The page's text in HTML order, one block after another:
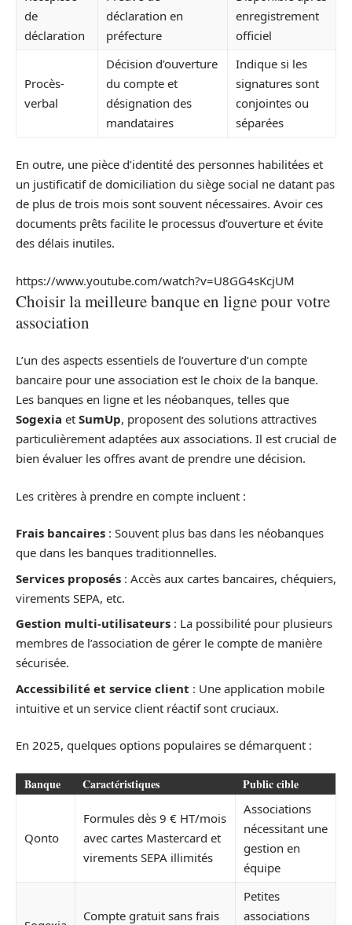
de
déclaration
déclaration en
préfecture
enregistrement
officiel
Procès-
verbal
Décision d’ouverture
du compte et
désignation des
mandataires
Indique si les
signatures sont
conjointes ou
séparées
En outre, une pièce d’identité des personnes habilitées et
un justificatif de domiciliation du siège social ne datant pas
de plus de trois mois sont souvent nécessaires. Avoir ces
documents prêts facilite le processus d’ouverture et évite
des délais inutiles.
https://www.youtube.com/watch?v=U8GG4sKcjUM
Choisir la meilleure banque en ligne pour votre
association
L’un des aspects essentiels de l’ouverture d’un compte
bancaire pour une association est le choix de la banque.
Les banques en ligne et les néobanques, telles que
Sogexia et SumUp, proposent des solutions attractives
particulièrement adaptées aux associations. Il est crucial de
bien évaluer les offres avant de prendre une décision.
Les critères à prendre en compte incluent :
Frais bancaires : Souvent plus bas dans les néobanques
que dans les banques traditionnelles.
Services proposés : Accès aux cartes bancaires, chéquiers,
virements SEPA, etc.
Gestion multi-utilisateurs : La possibilité pour plusieurs
membres de l’association de gérer le compte de manière
sécurisée.
Accessibilité et service client : Une application mobile
intuitive et un service client réactif sont cruciaux.
En 2025, quelques options populaires se démarquent :
Banque Caractéristiques Public cible
Qonto
Formules dès 9 € HT/mois
avec cartes Mastercard et
virements SEPA illimités
Associations
nécessitant une
gestion en
équipe
Compte gratuit sans frais
Petites
associations